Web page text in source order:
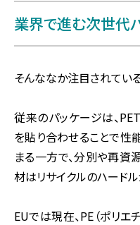
業界で進む次世代
そんななか注目されてい
従来のパッケージは、
を貼り合わせることで性
まる一方で、分別や再資
材はリサイクルのハードル
EUでは現在、PE（ポリエ